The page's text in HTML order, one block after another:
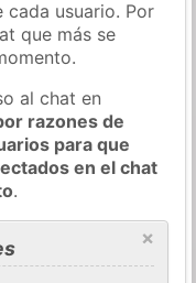
cada usuario. Por
que más se
al chat en
razones de
para que
en el chat
.
×